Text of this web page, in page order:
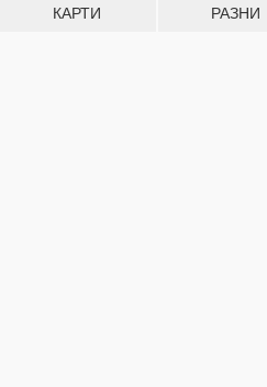
КАРТИ РАЗНИ